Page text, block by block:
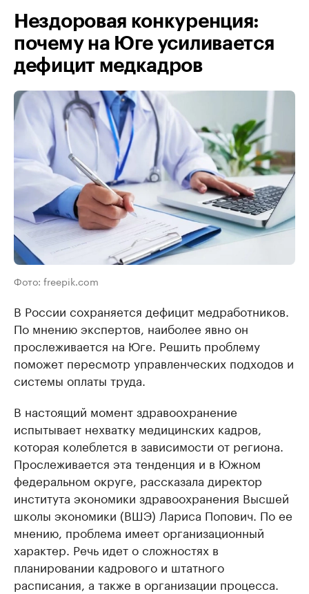
Нездоровая конкуренция:
почему на Юге усиливается
дефицит медкадров
Фото: freepik.com
В России сохраняется дефицит медработников.
По мнению экспертов, наиболее явно он
прослеживается на Юге. Решить проблему
поможет пересмотр управленческих подходов и
системы оплаты труда.
В настоящий момент здравоохранение
испытывает нехватку медицинских кадров,
которая колеблется в зависимости от региона.
Прослеживается эта тенденция и в Южном
федеральном округе, рассказала директор
института экономики здравоохранения Высшей
школы экономики (ВШЭ) Лариса Попович. По ее
мнению, проблема имеет организационный
характер. Речь идет о сложностях в
планировании кадрового и штатного
расписания, а также в организации процесса.